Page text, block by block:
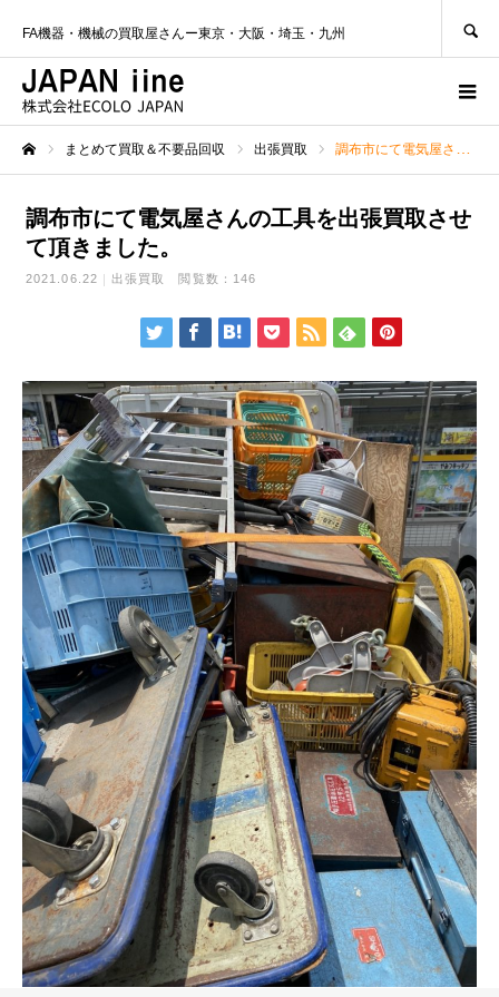
FA機器・機械の買取屋さんー東京・大阪・埼玉・九州
まとめて買取＆不要品回収 出張買取 調布市にて電気屋さんの工具を出張買取させて頂きました。
調布市にて電気屋さんの工具を出張買取させ
て頂きました。
2021.06.22 出張買取 閲覧数：146